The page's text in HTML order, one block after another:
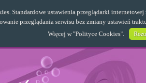
Standardowe ustawienia przeglądarki
przeglądania serwisu bez zmiany ustawień
Więcej w "Polityce Cookies".